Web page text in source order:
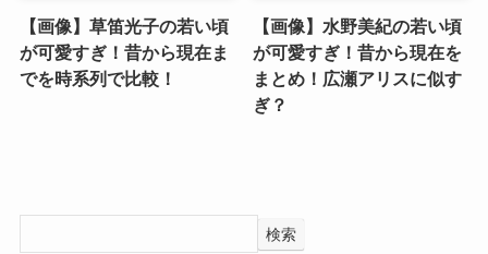
【画像】草笛光子の若い頃
が可愛すぎ！昔から現在ま
でを時系列で比較！
【画像】水野美紀の若い頃
が可愛すぎ！昔から現在を
まとめ！広瀬アリスに似す
ぎ？
検索